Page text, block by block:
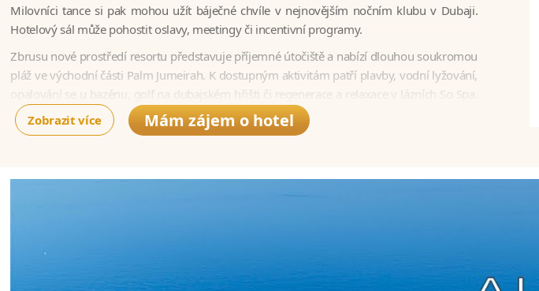
Milovníci tance si pak mohou užít báječné chvíle v nejnovějším nočním klubu v Dubaji.
Hotelový sál může pohostit oslavy, meetingy či incentivní programy.
Zbrusu nové prostředí resortu představuje příjemné útočiště a nabízí dlouhou soukromou
pláž ve východní části Palm Jumeirah. K dostupným aktivitám patří plavby, vodní lyžování,
opalování se u bazénu, golf na dubajském hřišti či regenerace a relaxace v lázních So Spa.
Rodiny jistě ocení dětský klub.
Zobrazit více Mám zájem o hotel